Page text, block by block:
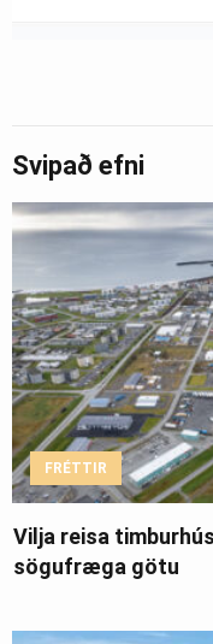
Svipað efni
FRÉTTIR
Vilja reisa
sögufræga götu